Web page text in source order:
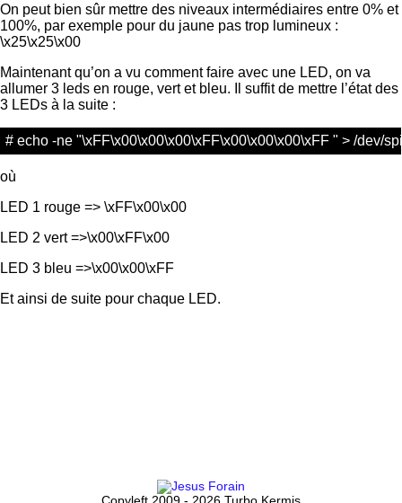
On peut bien sûr mettre des niveaux intermédiaires entre 0% et
100%, par exemple pour du jaune pas trop lumineux :
\x25\x25\x00
Maintenant qu’on a vu comment faire avec une LED, on va
allumer 3 leds en rouge, vert et bleu. Il suffit de mettre l’état des
3 LEDs à la suite :
# echo -ne "\xFF\x00\x00\x00\xFF\x00\x00\x00\xFF " > /dev/
où
LED 1 rouge => \xFF\x00\x00
LED 2 vert =>\x00\xFF\x00
LED 3 bleu =>\x00\x00\xFF
Et ainsi de suite pour chaque LED.
Copyleft 2009 - 2026 Turbo Kermis